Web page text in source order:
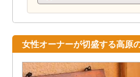
女性オーナーが切盛する高原